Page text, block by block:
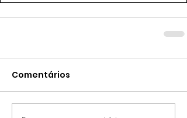
Comentários